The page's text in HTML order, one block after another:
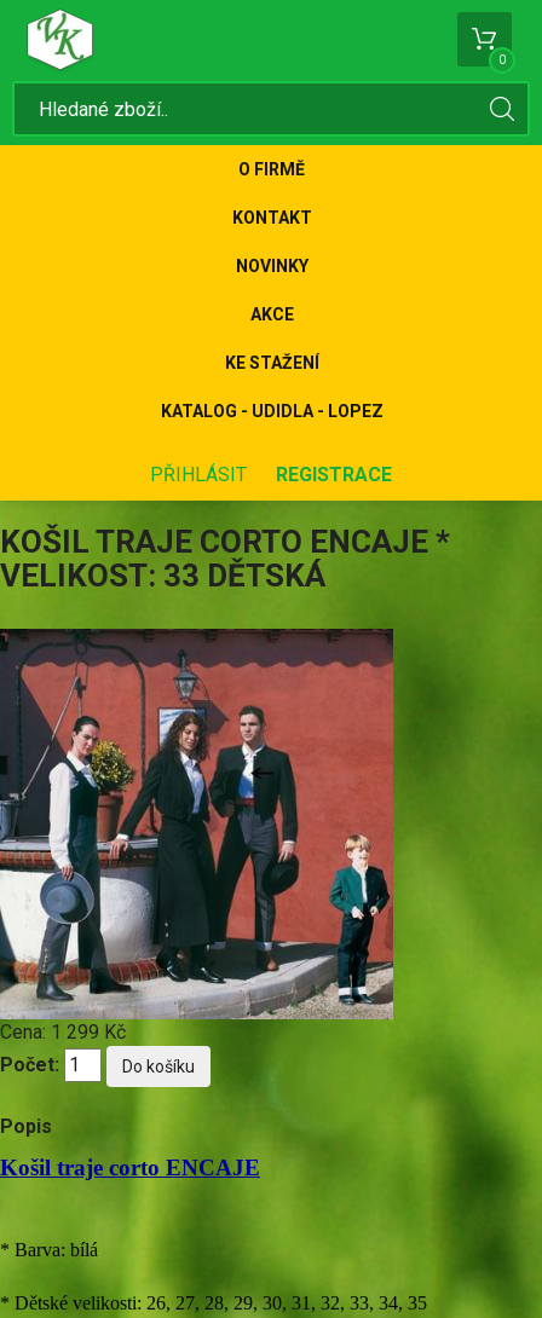
0
O FIRMĚ
KONTAKT
NOVINKY
AKCE
KE STAŽENÍ
KATALOG - UDIDLA - LOPEZ
PŘIHLÁSIT REGISTRACE
KOŠIL TRAJE CORTO ENCAJE *
VELIKOST: 33 DĚTSKÁ
Cena: 1 299 Kč
Počet:
Popis
Košil traje corto ENCAJE
* Barva: bílá
* Dětské velikosti: 26, 27, 28, 29, 30, 31, 32, 33, 34, 35